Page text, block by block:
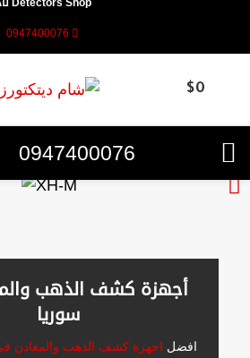
Detectors Shop لأجهزة كشف الذهب والمعادن
0947400076
$0
0947400076
أجهزة كشف الذهب
سوريا
افضل اجهزة كشف الذهب والمعادن